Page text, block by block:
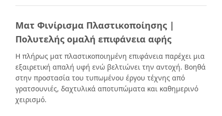
Ματ Φινίρισμα Πλαστικοποίησης |
Πολυτελής ομαλή επιφάνεια αφής
Η πλήρως ματ πλαστικοποιημένη επιφάνεια παρέχει μια
εξαιρετική απαλή υφή ενώ βελτιώνει την αντοχή. Βοηθά
στην προστασία του τυπωμένου έργου τέχνης από
γρατσουνιές, δαχτυλικά αποτυπώματα και καθημερινό
χειρισμό.